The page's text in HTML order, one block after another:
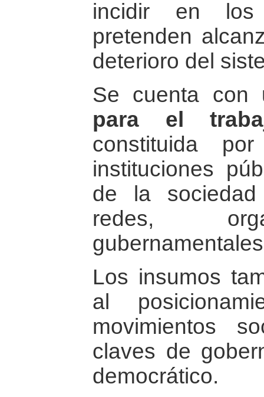
incidir en
pretenden
deterioro del
Se cuenta
para el
constituida
instituciones
de la sociedad
redes,
Los insumos
al
movimientos
claves de
democrático.